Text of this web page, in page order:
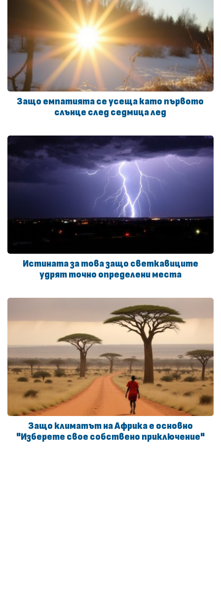
Защо емпатията се усеща като първото
слънце след седмица лед
Истината за това защо светкавиците
удрят точно определени места
Защо климатът на Африка е основно
"Изберете свое собствено приключение"